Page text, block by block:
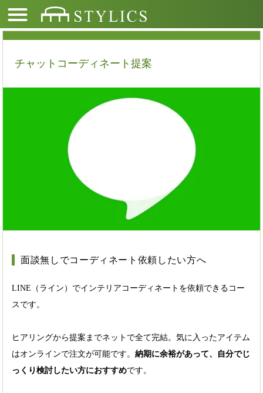
チャットコーディネート提案
面談無しでコーディネート依頼したい方へ
LINE（ライン）でインテリアコーディネートを依頼できるコー
スです。
ヒアリングから提案までネットで全て完結。気に入ったアイテム
はオンラインで注文が可能です。 納期に余裕があって、自分でじ
っくり検討したい方におすすめです。